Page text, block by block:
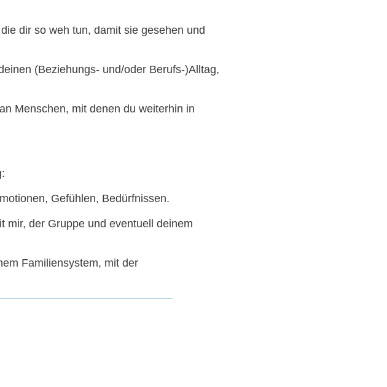
dir so weh tun, damit sie gesehen und
(Beziehungs- und/oder Berufs-)Alltag,
Menschen, mit denen du weiterhin in
Gefühlen, Bedürfnissen.
mir, der Gruppe und eventuell deinem
Familiensystem, mit der